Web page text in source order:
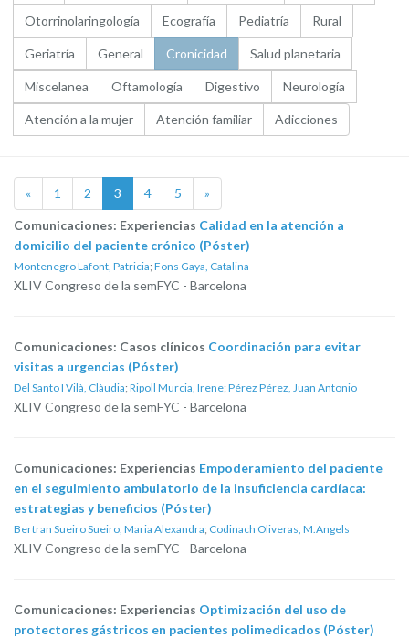
Otorrinolaringología Ecografía Pediatría Rural
Geriatría General Cronicidad Salud planetaria
Miscelanea Oftamología Digestivo Neurología
Atención a la mujer Atención familiar Adicciones
« 1 2 3 4 5 »
Comunicaciones: Experiencias Calidad en la atención a
domicilio del paciente crónico (Póster)
Montenegro Lafont, Patricia; Fons Gaya, Catalina
XLIV Congreso de la semFYC - Barcelona
Comunicaciones: Casos clínicos Coordinación para evitar
visitas a urgencias (Póster)
Del Santo I Vilà, Clàudia; Ripoll Murcia, Irene; Pérez Pérez, Juan Antonio
XLIV Congreso de la semFYC - Barcelona
Comunicaciones: Experiencias Empoderamiento del paciente
en el seguimiento ambulatorio de la insuficiencia cardíaca:
estrategias y beneficios (Póster)
Bertran Sueiro Sueiro, Maria Alexandra; Codinach Oliveras, M.Angels
XLIV Congreso de la semFYC - Barcelona
Comunicaciones: Experiencias Optimización del uso de
protectores gástricos en pacientes polimedicados (Póster)